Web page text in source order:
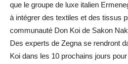
que le groupe de luxe italien
à intégrer des textiles et des tissus
communauté Don Koi de Sakon
Des experts de Zegna se rendront
Koi dans les 10 prochains jours